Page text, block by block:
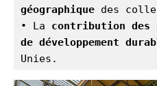
géographique des
• La contribution des
de développement
Unies.